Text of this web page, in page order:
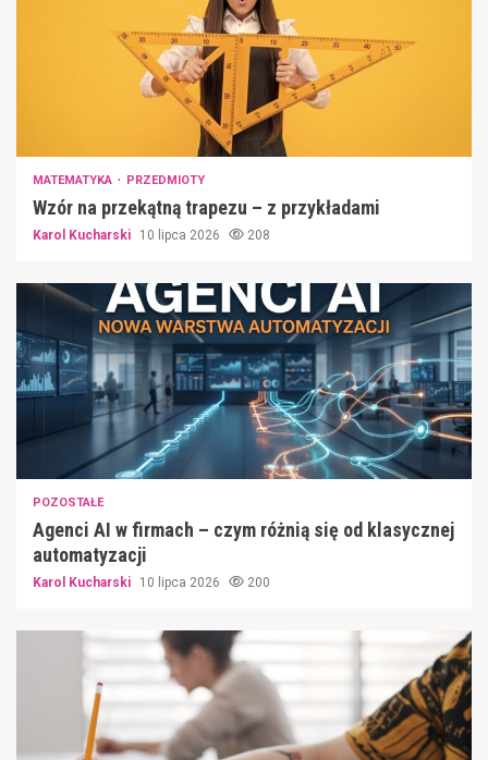
MATEMATYKA PRZEDMIOTY
Wzór na przekątną trapezu – z przykładami
Karol Kucharski 10 lipca 2026 208
POZOSTAŁE
Agenci AI w firmach – czym różnią się od klasycznej
automatyzacji
Karol Kucharski 10 lipca 2026 200